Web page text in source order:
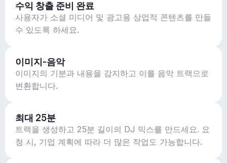
수익 창출 준비 완료
사용자가 소셜 미디어 및 광고용 상업적 콘텐츠를 만들
수 있도록 하세요.
이미지-음악
이미지의 기분과 내용을 감지하고 이를 음악 트랙으로
변환합니다.
최대 25분
트랙을 생성하고 25분 길이의 DJ 믹스를 만드세요. 요
청 시, 기업 계획에 따라 더 많은 작업도 가능합니다.